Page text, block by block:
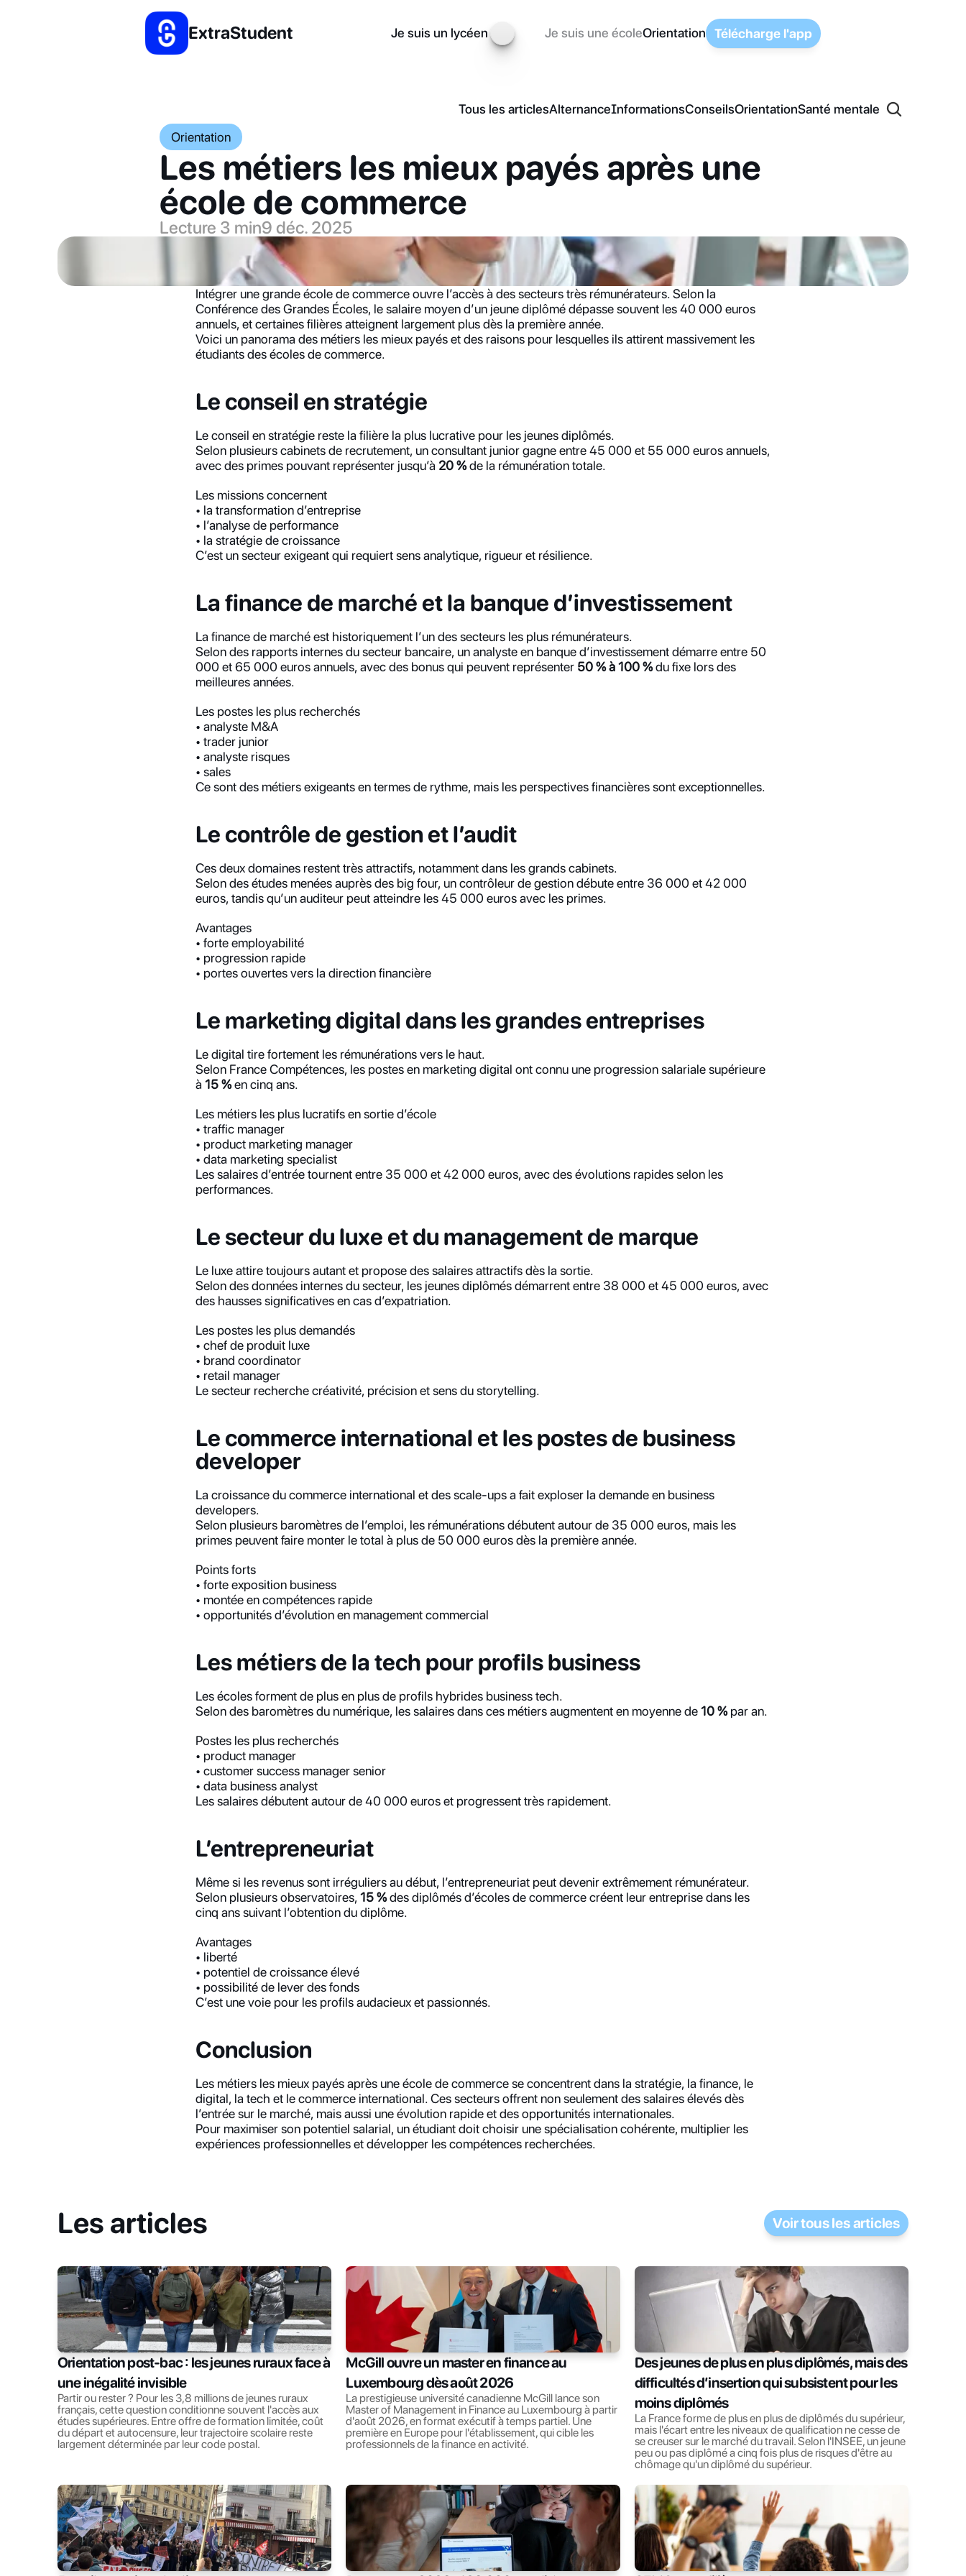
ExtraStudent Je suis un lycéen Je suis une écoleOrientation Télécharge l'app
Tous les articlesAlternanceInformationsConseilsOrientationSanté mentale
Orientation
Les métiers les mieux payés après une
école de commerce
Lecture 3 min9 déc. 2025
Intégrer une grande école de commerce ouvre l’accès à des secteurs très rémunérateurs. Selon la
Conférence des Grandes Écoles, le salaire moyen d’un jeune diplômé dépasse souvent les 40 000 euros
annuels, et certaines filières atteignent largement plus dès la première année.
Voici un panorama des métiers les mieux payés et des raisons pour lesquelles ils attirent massivement les
étudiants des écoles de commerce.
Le conseil en stratégie
Le conseil en stratégie reste la filière la plus lucrative pour les jeunes diplômés.
Selon plusieurs cabinets de recrutement, un consultant junior gagne entre 45 000 et 55 000 euros annuels,
avec des primes pouvant représenter jusqu’à 20 % de la rémunération totale.
Les missions concernent
• la transformation d’entreprise
• l’analyse de performance
• la stratégie de croissance
C’est un secteur exigeant qui requiert sens analytique, rigueur et résilience.
La finance de marché et la banque d’investissement
La finance de marché est historiquement l’un des secteurs les plus rémunérateurs.
Selon des rapports internes du secteur bancaire, un analyste en banque d’investissement démarre entre 50
000 et 65 000 euros annuels, avec des bonus qui peuvent représenter 50 % à 100 % du fixe lors des
meilleures années.
Les postes les plus recherchés
• analyste M&A
• trader junior
• analyste risques
• sales
Ce sont des métiers exigeants en termes de rythme, mais les perspectives financières sont exceptionnelles.
Le contrôle de gestion et l’audit
Ces deux domaines restent très attractifs, notamment dans les grands cabinets.
Selon des études menées auprès des big four, un contrôleur de gestion débute entre 36 000 et 42 000
euros, tandis qu’un auditeur peut atteindre les 45 000 euros avec les primes.
Avantages
• forte employabilité
• progression rapide
• portes ouvertes vers la direction financière
Le marketing digital dans les grandes entreprises
Le digital tire fortement les rémunérations vers le haut.
Selon France Compétences, les postes en marketing digital ont connu une progression salariale supérieure
à 15 % en cinq ans.
Les métiers les plus lucratifs en sortie d’école
• traffic manager
• product marketing manager
• data marketing specialist
Les salaires d’entrée tournent entre 35 000 et 42 000 euros, avec des évolutions rapides selon les
performances.
Le secteur du luxe et du management de marque
Le luxe attire toujours autant et propose des salaires attractifs dès la sortie.
Selon des données internes du secteur, les jeunes diplômés démarrent entre 38 000 et 45 000 euros, avec
des hausses significatives en cas d’expatriation.
Les postes les plus demandés
• chef de produit luxe
• brand coordinator
• retail manager
Le secteur recherche créativité, précision et sens du storytelling.
Le commerce international et les postes de business
developer
La croissance du commerce international et des scale-ups a fait exploser la demande en business
developers.
Selon plusieurs baromètres de l’emploi, les rémunérations débutent autour de 35 000 euros, mais les
primes peuvent faire monter le total à plus de 50 000 euros dès la première année.
Points forts
• forte exposition business
• montée en compétences rapide
• opportunités d’évolution en management commercial
Les métiers de la tech pour profils business
Les écoles forment de plus en plus de profils hybrides business tech.
Selon des baromètres du numérique, les salaires dans ces métiers augmentent en moyenne de 10 % par an.
Postes les plus recherchés
• product manager
• customer success manager senior
• data business analyst
Les salaires débutent autour de 40 000 euros et progressent très rapidement.
L’entrepreneuriat
Même si les revenus sont irréguliers au début, l’entrepreneuriat peut devenir extrêmement rémunérateur.
Selon plusieurs observatoires, 15 % des diplômés d’écoles de commerce créent leur entreprise dans les
cinq ans suivant l’obtention du diplôme.
Avantages
• liberté
• potentiel de croissance élevé
• possibilité de lever des fonds
C’est une voie pour les profils audacieux et passionnés.
Conclusion
Les métiers les mieux payés après une école de commerce se concentrent dans la stratégie, la finance, le
digital, la tech et le commerce international. Ces secteurs offrent non seulement des salaires élevés dès
l’entrée sur le marché, mais aussi une évolution rapide et des opportunités internationales.
Pour maximiser son potentiel salarial, un étudiant doit choisir une spécialisation cohérente, multiplier les
expériences professionnelles et développer les compétences recherchées.
Les articles Voir tous les articles
Orientation post-bac : les jeunes ruraux face à
une inégalité invisible
Partir ou rester ? Pour les 3,8 millions de jeunes ruraux
français, cette question conditionne souvent l'accès aux
études supérieures. Entre offre de formation limitée, coût
du départ et autocensure, leur trajectoire scolaire reste
largement déterminée par leur code postal.
McGill ouvre un master en finance au
Luxembourg dès août 2026
La prestigieuse université canadienne McGill lance son
Master of Management in Finance au Luxembourg à partir
d'août 2026, en format exécutif à temps partiel. Une
première en Europe pour l'établissement, qui cible les
professionnels de la finance en activité.
Des jeunes de plus en plus diplômés, mais des
difficultés d’insertion qui subsistent pour les
moins diplômés
La France forme de plus en plus de diplômés du supérieur,
mais l'écart entre les niveaux de qualification ne cesse de
se creuser sur le marché du travail. Selon l'INSEE, un jeune
peu ou pas diplômé a cinq fois plus de risques d'être au
chômage qu'un diplômé du supérieur.